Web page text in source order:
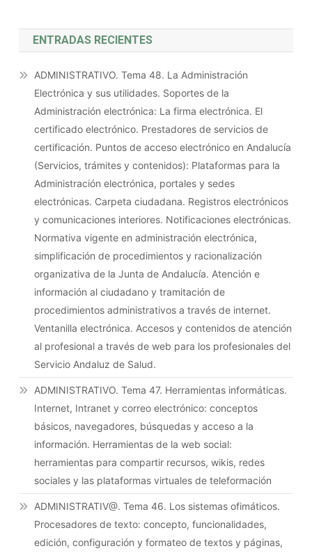
ENTRADAS RECIENTES
ADMINISTRATIVO. Tema 48. La Administración
Electrónica y sus utilidades. Soportes de la
Administración electrónica: La firma electrónica. El
certificado electrónico. Prestadores de servicios de
certificación. Puntos de acceso electrónico en Andalucía
(Servicios, trámites y contenidos): Plataformas para la
Administración electrónica, portales y sedes
electrónicas. Carpeta ciudadana. Registros electrónicos
y comunicaciones interiores. Notificaciones electrónicas.
Normativa vigente en administración electrónica,
simplificación de procedimientos y racionalización
organizativa de la Junta de Andalucía. Atención e
información al ciudadano y tramitación de
procedimientos administrativos a través de internet.
Ventanilla electrónica. Accesos y contenidos de atención
al profesional a través de web para los profesionales del
Servicio Andaluz de Salud.
ADMINISTRATIVO. Tema 47. Herramientas informáticas.
Internet, Intranet y correo electrónico: conceptos
básicos, navegadores, búsquedas y acceso a la
información. Herramientas de la web social:
herramientas para compartir recursos, wikis, redes
sociales y las plataformas virtuales de teleformación
ADMINISTRATIV@. Tema 46. Los sistemas ofimáticos.
Procesadores de texto: concepto, funcionalidades,
edición, configuración y formateo de textos y páginas,